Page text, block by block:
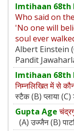
Imtihaan 68th
Who said on
'No one will
soul ever
Albert Einstein
Pandit
Imtihaan 68th
निम्नलिखित में से
स्टैक (B) प्लाया
Gupta Age
(A) उज्जैन (B)